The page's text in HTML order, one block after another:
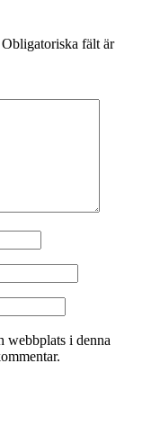
Obligatoriska fält är
webbplats i denna